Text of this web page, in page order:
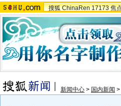
搜狐 ChinaRen 17173 焦
新闻中心 > 国内新闻 >